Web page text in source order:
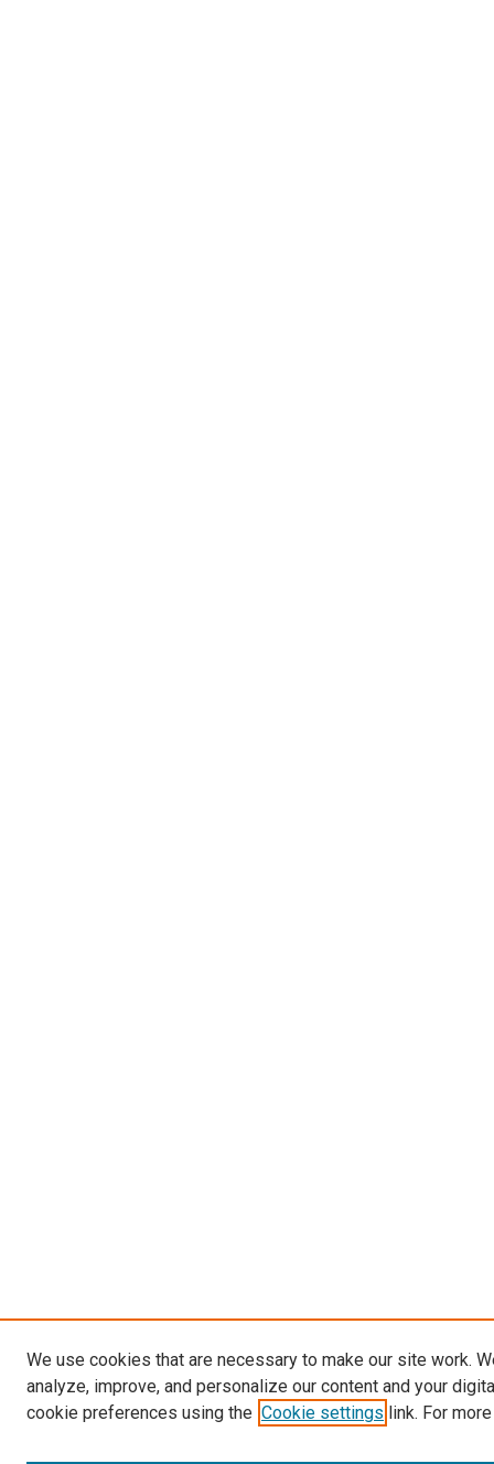
We use cookies that are necessary to make our site work.
analyze, improve, and personalize our content and your
cookie preferences using the Cookie settings link. For